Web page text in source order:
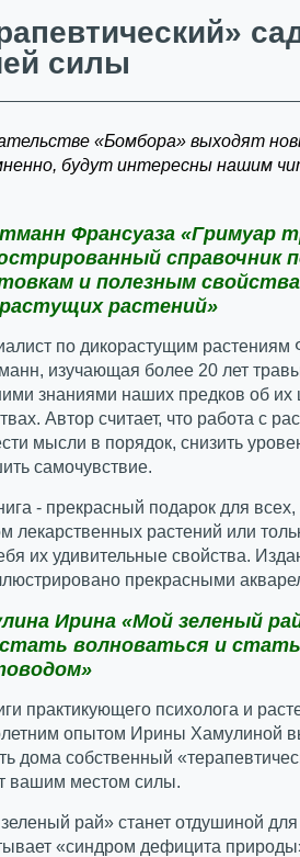
силы
«Бомбора» выходят
будут интересны нашим
Франсуаза «Гримуар
справочник
и полезным
растений»
по дикорастущим растениям
изучающая более 20 лет
знаниями наших предков об их
Автор считает, что работа с
мысли в порядок, снизить
самочувствие.
- прекрасный подарок для всех,
лекарственных растений или
их удивительные свойства.
прекрасными
Ирина «Мой зеленый
волноваться и
практикующего психолога и
опытом Ирины Хамулиной
дома собственный
вашим местом силы.
рай» станет отдушиной для
«синдром дефицита